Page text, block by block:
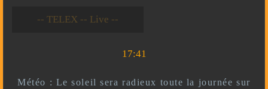
-- Live --- TELEX --
-- *)^^(* --
17:41
Météo : Le soleil sera radieux toute la journée sur